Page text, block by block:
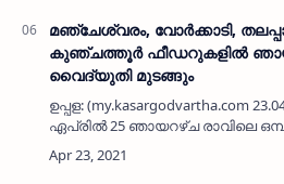
മഞ്ചേശ്വരം, വോർക്കാടി,
കുഞ്ചത്തൂർ ഫീഡറുകളിൽ
വൈദ്യുതി മുടങ്ങും
ഉപ്പള: (my.kasargodvartha.com
ഏപ്രിൽ 25 ഞായറഴ്ച രാവിലെ
മുതൽ ഉച്ചയ്ക്ക് രണ്ട് മണി വരെ
കെ വി സബ് സ്റ്റേഷനിൽ